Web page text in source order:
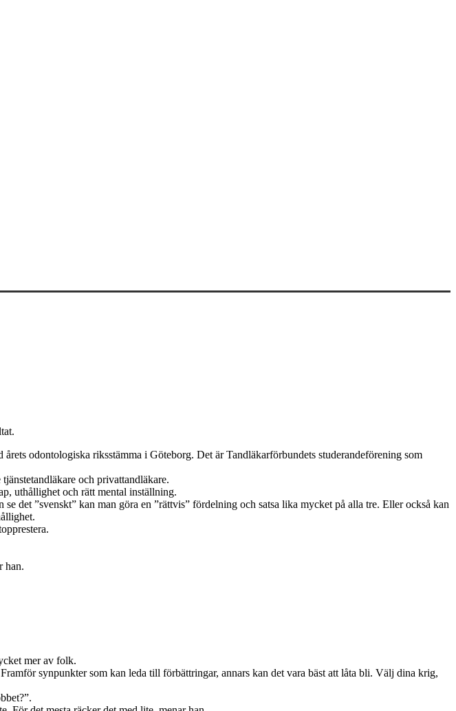
odontologiska riksstämma i Göteborg. Det är Tandläkarförbundets studerandeförening som
och privattandläkare.
uthållighet och rätt mental inställning.
det ”svenskt” kan man göra en ”rättvis” fördelning och satsa lika mycket på alla tre. Eller också kan
han.
mer av folk.
synpunkter som kan leda till förbättringar, annars kan det vara bäst att låta bli. Välj dina krig,